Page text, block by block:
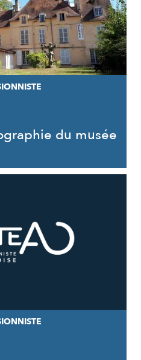
du musée